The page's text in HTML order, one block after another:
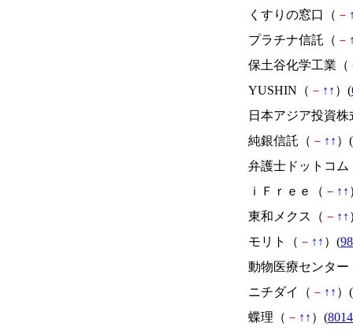
くすりの窓口（ －
プラチナ信託（ －
保土谷化学工業（
YUSHIN（ － ↑ ↑ ）(
日本アジア投資株
純銀信託（ － ↑ ↑ ）(
弁護士ドットコム
ｉＦｒｅｅ（ － ↑ ↑
東和メクス（ － ↑ ↑
モリト（ － ↑ ↑ ）(
動物医療センター
ニチダイ（ － ↑ ↑ ）(
蝶理（ － ↑ ↑ ）(8014